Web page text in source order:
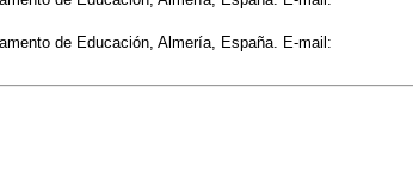
de Educación, Almería, España. E-mail: